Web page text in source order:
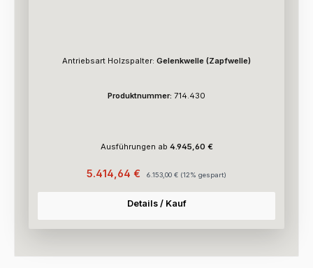
Antriebsart Holzspalter: Gelenkwelle (Zapfwelle)
Produktnummer: 714.430
Ausführungen ab 4.945,60 €
Verkaufspreis:
5.414,64 € 6.153,00 € (12% gespart)
Details / Kauf